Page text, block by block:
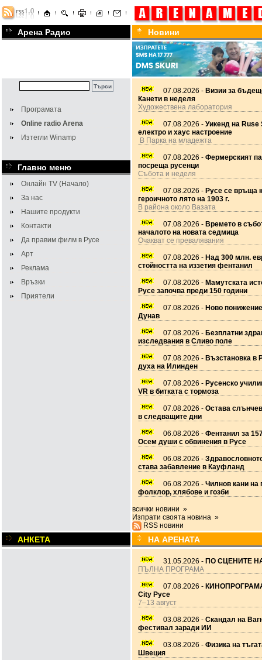
Арена Радио Новини
Програмата
Online radio Arena
Изтегли Winamp
Главно меню
Онлайн TV (Начало)
За нас
Нашите продукти
Контакти
Да правим филм в Русе
Арт
Реклама
Връзки
Приятели
07.08.2026 - Визии за
Канети в неделя
Художествена лаборатория
07.08.2026 - Уикенд на Ruse
електро и хаус настроение
В Парка на младежта
07.08.2026 - Фермерският
посреща русенци
Събота и неделя
07.08.2026 - Русе се връща
героичното лято на 1903 г.
В района около Вазата
07.08.2026 - Времето в
началото на новата седмица
Очакват се превалявания
07.08.2026 - Над 300 млн.
стойността на иззетия фентанил
07.08.2026 - Мамутската
Русе започва преди 150 години
07.08.2026 - Ново
Дунав
07.08.2026 - Безплатни
изследвания в Сливо поле
07.08.2026 - Възстановка в
духа на Илинден
07.08.2026 - Русенско
VR в битката с тормоза
07.08.2026 - Остава
в следващите дни
06.08.2026 - Фентанил за
Осем души с обвинения в Русе
06.08.2026 -
става забавление в Кауфланд
06.08.2026 - Чилнов кани на
фолклор, хлябове и гозби
всички новини »
Изпрати своята новина »
RSS новини
АНКЕТА НА АРЕНАТА
31.05.2026 - ПО СЦЕНИТЕ
ПЪЛНА ПРОГРАМА
07.08.2026 -
City Русе
7–13 август
03.08.2026 - Скандал на
фестивал заради ИИ
03.08.2026 - Физика на
Швеция